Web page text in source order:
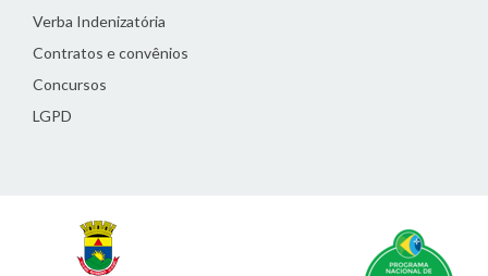
Verba Indenizatória
Contratos e convênios
Concursos
LGPD